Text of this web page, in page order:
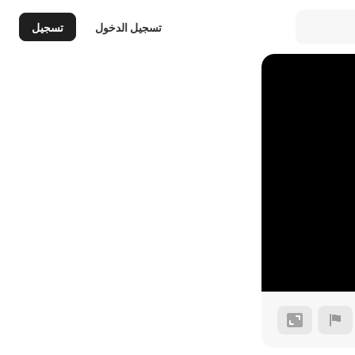
تسجيل الدخول تسجيل